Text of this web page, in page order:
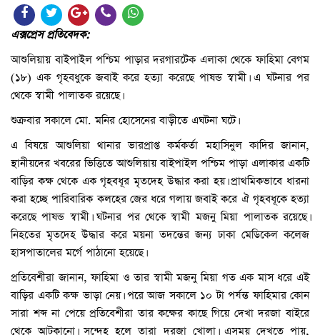
এক্সপ্রেস প্রতিবেদক:
আশুলিয়ায় বাইপাইল পশ্চিম পাড়ার দরগারটেক এলাকা থেকে ফাহিমা বেগম
(১৮) এক গৃহবধুকে জবাই করে হত্যা করেছে পাষন্ড স্বামী। এ ঘটনার পর
থেকে স্বামী পালাতক রয়েছে।
শুক্রবার সকালে মো. মনির হোসেনের বাড়ীতে এঘটনা ঘটে।
এ বিষয়ে আশুলিয়া থানার ভারপ্রাপ্ত কর্মকর্তা মহাসিনুল কাদির জানান,
স্থানীয়দের খবরের ভিত্তিতে আশুলিয়ায় বাইপাইল পশ্চিম পাড়া এলাকার একটি
বাড়ির কক্ষ থেকে এক গৃহবধূর মৃতদেহ উদ্ধার করা হয়। প্রাথমিকভাবে ধারনা
করা হচ্ছে পারিবারিক কলহের জের ধরে গলায় জবাই করে ঐ গৃহবধূকে হত্যা
করেছে পাষন্ড স্বামী। ঘটনার পর থেকে স্বামী মজনু মিয়া পালাতক রয়েছে।
নিহতের মৃতদেহ উদ্ধার করে ময়না তদন্তের জন্য ঢাকা মেডিকেল কলেজ
হাসপাতালের মর্গে পাঠানো হয়েছে।
প্রতিবেশীরা জানান, ফাহিমা ও তার স্বামী মজনু মিয়া গত এক মাস ধরে এই
বাড়ির একটি কক্ষ ভাড়া নেয়। পরে আজ সকালে ১০ টা পর্যন্ত ফাহিমার কোন
সারা শব্দ না পেয়ে প্রতিবেশীরা তার কক্ষের কাছে গিয়ে দেখা দরজা বাইরে
থেকে আটকানো। সন্দেহ হলে তারা দরজা খোলা। এসময় দেখতে পায়,